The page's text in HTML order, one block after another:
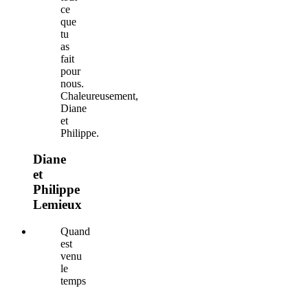
ce
que
tu
as
fait
pour
nous.
Chaleureusement,
Diane
et
Philippe.
Diane
et
Philippe
Lemieux
Quand
est
venu
le
temps